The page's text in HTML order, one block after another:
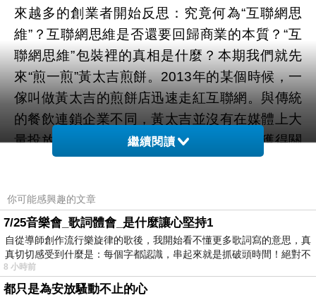
來越多的創業者開始反思：究竟何為“互聯網思
維”？互聯網思維是否還要回歸商業的本質？“互
聯網思維”包裝裡的真相是什麼？本期我們就先
來“煎一煎”黃太吉煎餅。2013年的某個時候，一
傢叫做黃太吉的煎餅店迅速走紅互聯網。與傳統
的餐飲連鎖企業不同，黃太吉並沒有在媒體上大
量投放廣告，也沒有憑借連鎖門店的規模獲得關
註，而是在互聯網上制造話題，並且借助微博造
創始人赫暢曾經在百度和谷歌任職，也開過廣告
公司，職業經歷使得他深諳營銷之道。比如，當
初流傳“黃太吉老板開著奔馳送外賣”的故事，在
營銷界人士看來，不乏炒作痕跡。褪去“互聯網思
維”的外衣，黃太吉，這傢利用互聯網思維改造傳
繼續閱讀
你可能感興趣的文章
7/25音樂會_歌詞體會_是什麼讓心堅持1
自從導師創作流行樂旋律的歌後，我開始看不懂更多歌詞寫的意思，真
真切切感受到什麼是：每個字都認識，串起來就是抓破頭時間！絕對不
8 小時前
都只是為安放騷動不止的心